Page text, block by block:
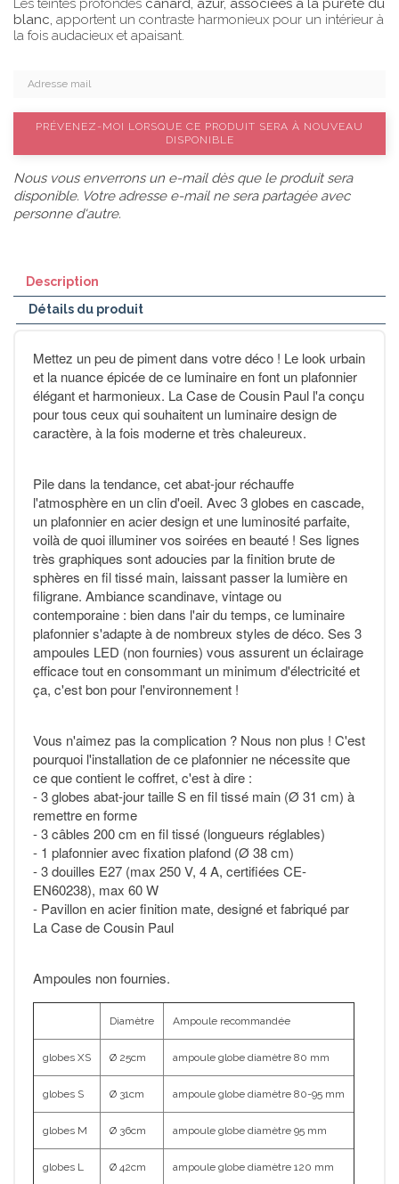
Les teintes profondes canard, azur, associées à la pureté du
blanc, apportent un contraste harmonieux pour un intérieur à
la fois audacieux et apaisant.
PRÉVENEZ-MOI LORSQUE CE PRODUIT SERA À NOUVEAU
DISPONIBLE
Nous vous enverrons un e-mail dès que le produit sera
disponible. Votre adresse e-mail ne sera partagée avec
personne d'autre.
Description
Détails du produit
Mettez un peu de piment dans votre déco ! Le look urbain
et la nuance épicée de ce luminaire en font un plafonnier
élégant et harmonieux. La Case de Cousin Paul l'a conçu
pour tous ceux qui souhaitent un luminaire design de
caractère, à la fois moderne et très chaleureux.
Pile dans la tendance, cet abat-jour réchauffe
l'atmosphère en un clin d'oeil. Avec 3 globes en cascade,
un plafonnier en acier design et une luminosité parfaite,
voilà de quoi illuminer vos soirées en beauté ! Ses lignes
très graphiques sont adoucies par la finition brute de
sphères en fil tissé main, laissant passer la lumière en
filigrane. Ambiance scandinave, vintage ou
contemporaine : bien dans l'air du temps, ce luminaire
plafonnier s'adapte à de nombreux styles de déco. Ses 3
ampoules LED (non fournies) vous assurent un éclairage
efficace tout en consommant un minimum d'électricité et
ça, c'est bon pour l'environnement !
Vous n'aimez pas la complication ? Nous non plus ! C'est
pourquoi l'installation de ce plafonnier ne nécessite que
ce que contient le coffret, c'est à dire :
- 3 globes abat-jour taille S en fil tissé main (Ø 31 cm) à
remettre en forme
- 3 câbles 200 cm en fil tissé (longueurs réglables)
- 1 plafonnier avec fixation plafond (Ø 38 cm)
- 3 douilles E27 (max 250 V, 4 A, certifiées CE-
EN60238), max 60 W
- Pavillon en acier finition mate, designé et fabriqué par
La Case de Cousin Paul
Ampoules non fournies.
Diamètre Ampoule recommandée
globes XS Ø 25cm ampoule globe diamètre 80 mm
globes S Ø 31cm ampoule globe diamètre 80-95 mm
globes M Ø 36cm ampoule globe diamètre 95 mm
globes L Ø 42cm ampoule globe diamètre 120 mm